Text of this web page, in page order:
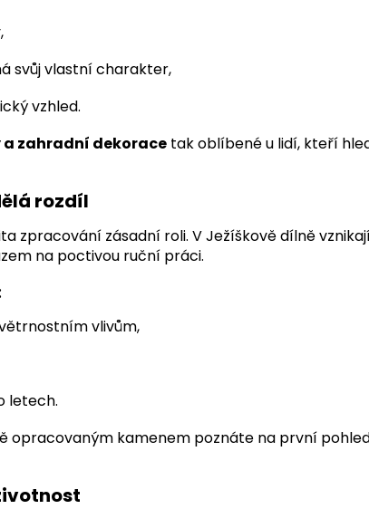
svůj vlastní charakter,
vzhled.
a zahradní dekorace tak oblíbené u lidí, kteří
rozdíl
zpracování zásadní roli. V Ježíškově dílně
na poctivou ruční práci.
vlivům,
letech.
opracovaným kamenem poznáte na první